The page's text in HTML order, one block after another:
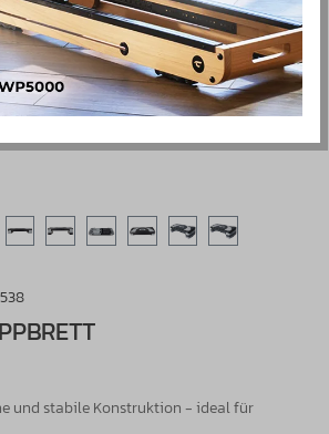
und stabile Konstruktion - ideal für